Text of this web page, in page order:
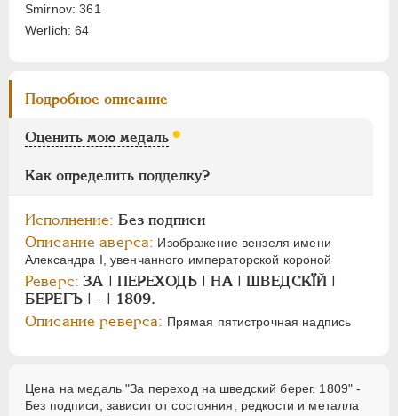
Smirnov: 361
Werlich: 64
Подробное описание
Оценить мою медаль
Как определить подделку?
Исполнение: Без подписи
Описание аверса: Изображение вензеля имени
Александра I, увенчанного императорской короной
Реверс: ЗА | ПЕРЕХОДЪ | НА | ШВЕДСКÏЙ |
БЕРЕГЪ | - | 1809.
Описание реверса: Прямая пятистрочная надпись
Цена на медаль "За переход на шведский берег. 1809" -
Без подписи, зависит от состояния, редкости и металла
Цифры
НИКОЛАЙ I 1826-1855
АЛЕКСАНДР III 1881-1894
НИКОЛАЙ II